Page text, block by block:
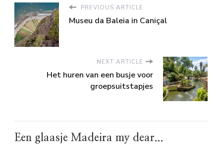
PREVIOUS ARTICLE
Museu da Baleia in Caniçal
NEXT ARTICLE
Het huren van een busje voor
groepsuitstapjes
Een glaasje Madeira my dear...